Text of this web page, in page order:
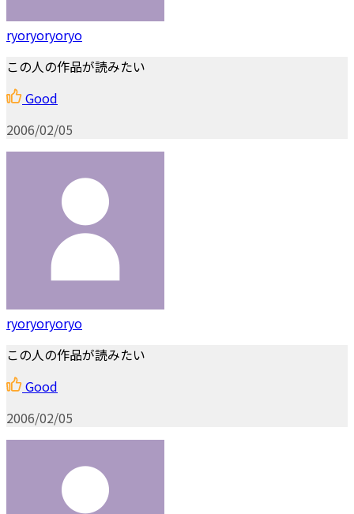
ryoryoryoryo
この人の作品が読みたい
Good
2006/02/05
ryoryoryoryo
この人の作品が読みたい
Good
2006/02/05